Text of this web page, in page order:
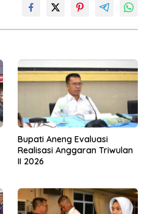
Bupati Aneng Evaluasi
Realisasi Anggaran Triwulan
II 2026